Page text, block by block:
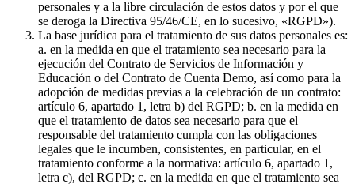
personales y a la libre circulación de estos datos y por el que
se deroga la Directiva 95/46/CE, en lo sucesivo, «RGPD»).
La base jurídica para el tratamiento de sus datos personales es:
a. en la medida en que el tratamiento sea necesario para la
ejecución del Contrato de Servicios de Información y
Educación o del Contrato de Cuenta Demo, así como para la
adopción de medidas previas a la celebración de un contrato:
artículo 6, apartado 1, letra b) del RGPD; b. en la medida en
que el tratamiento de datos sea necesario para que el
responsable del tratamiento cumpla con las obligaciones
legales que le incumben, consistentes, en particular, en el
tratamiento conforme a la normativa: artículo 6, apartado 1,
letra c), del RGPD; c. en la medida en que el tratamiento sea